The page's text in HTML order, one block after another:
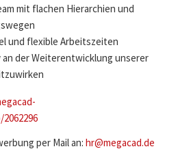
mit flachen Hierarchien und
und flexible Arbeitszeiten
der Weiterentwicklung unserer
per Mail an: hr@megacad.de